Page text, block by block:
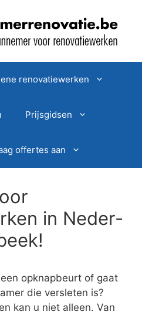
renovatiewerken
Prijsgidsen
offertes aan
in Neder-
opknapbeurt of gaat
die versleten is?
kan u niet alleen. Van